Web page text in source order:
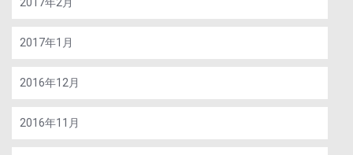
2017年1月
2016年12月
2016年11月